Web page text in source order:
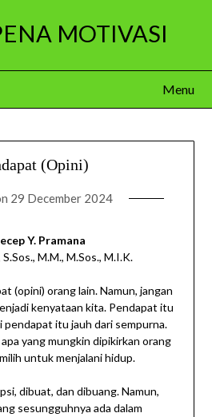
MOTIVASI
Menu
(Opini)
29 December 2024
Y. Pramana
S.Sos., M.M., M.Sos., M.I.K.
(opini) orang lain. Namun, jangan
kenyataan kita. Pendapat itu
itu jauh dari sempurna.
yang mungkin dipikirkan orang
untuk menjalani hidup.
dibuat, dan dibuang. Namun,
sesungguhnya ada dalam